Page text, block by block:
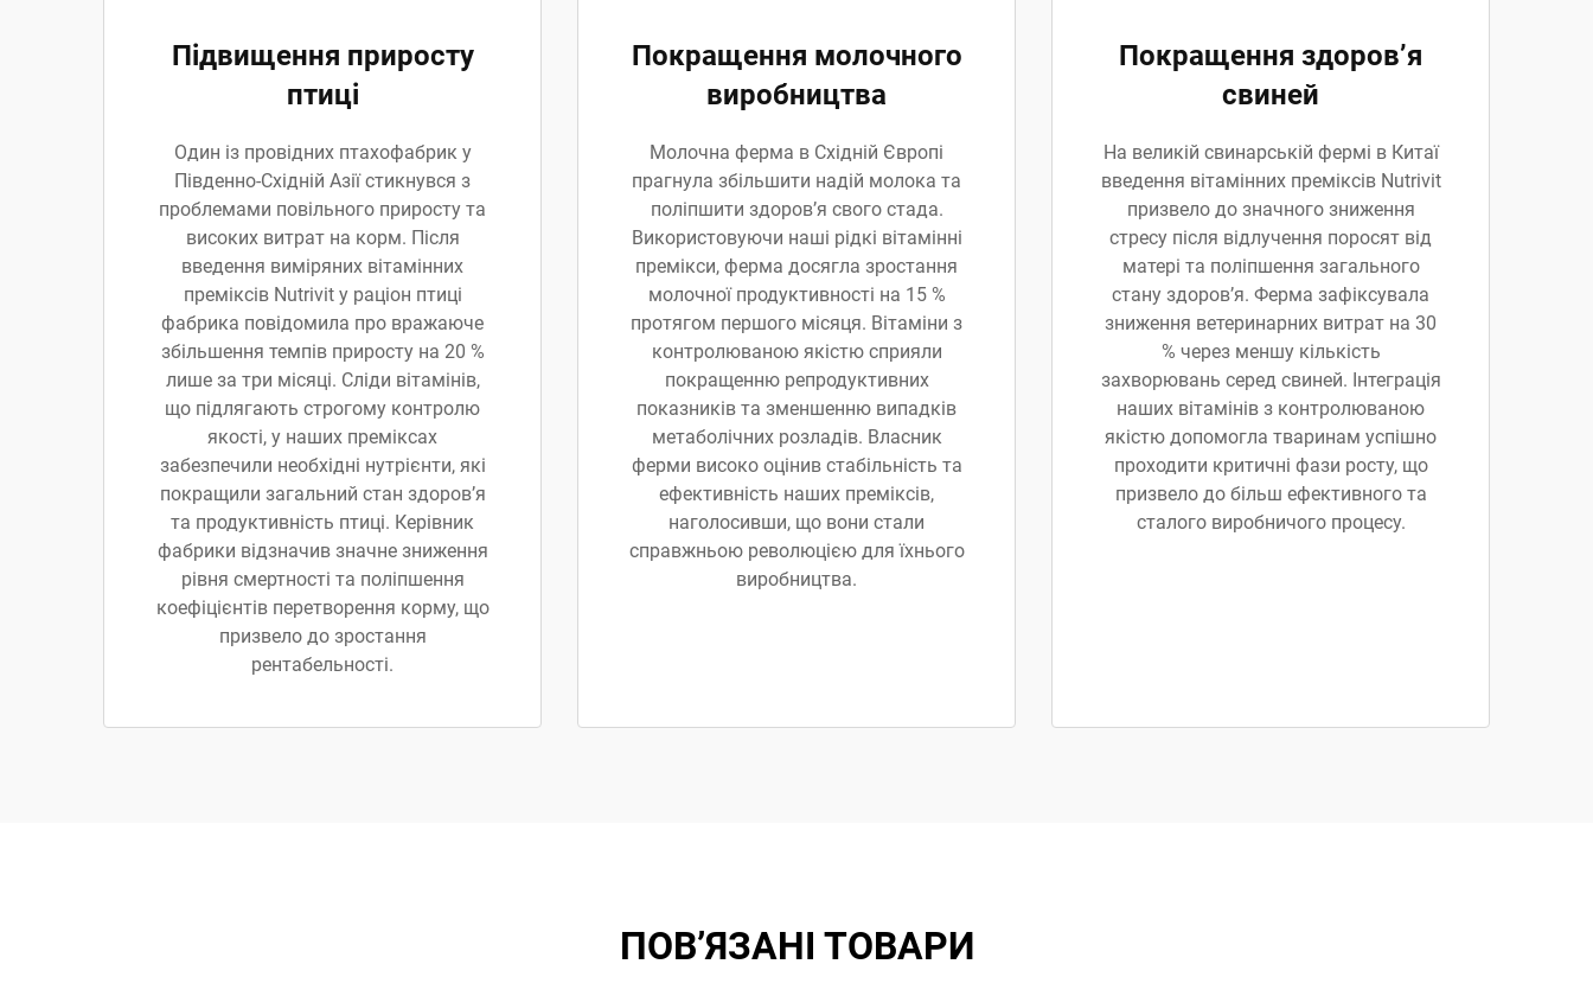
Підвищення приросту
птиці
Один із провідних птахофабрик у
Південно-Східній Азії стикнувся з
проблемами повільного приросту та
високих витрат на корм. Після
введення виміряних вітамінних
преміксів Nutrivit у раціон птиці
фабрика повідомила про вражаюче
збільшення темпів приросту на 20 %
лише за три місяці. Сліди вітамінів,
що підлягають строгому контролю
якості, у наших преміксах
забезпечили необхідні нутрієнти, які
покращили загальний стан здоров’я
та продуктивність птиці. Керівник
фабрики відзначив значне зниження
рівня смертності та поліпшення
коефіцієнтів перетворення корму, що
призвело до зростання
рентабельності.
Покращення молочного
виробництва
Молочна ферма в Східній Європі
прагнула збільшити надій молока та
поліпшити здоров’я свого стада.
Використовуючи наші рідкі вітамінні
премікси, ферма досягла зростання
молочної продуктивності на 15 %
протягом першого місяця. Вітаміни з
контролюваною якістю сприяли
покращенню репродуктивних
показників та зменшенню випадків
метаболічних розладів. Власник
ферми високо оцінив стабільність та
ефективність наших преміксів,
наголосивши, що вони стали
справжньою революцією для їхнього
виробництва.
Покращення здоров’я
свиней
На великій свинарській фермі в Китаї
введення вітамінних преміксів Nutrivit
призвело до значного зниження
стресу після відлучення поросят від
матері та поліпшення загального
стану здоров’я. Ферма зафіксувала
зниження ветеринарних витрат на 30
% через меншу кількість
захворювань серед свиней. Інтеграція
наших вітамінів з контролюваною
якістю допомогла тваринам успішно
проходити критичні фази росту, що
призвело до більш ефективного та
сталого виробничого процесу.
ПОВ’ЯЗАНІ ТОВАРИ